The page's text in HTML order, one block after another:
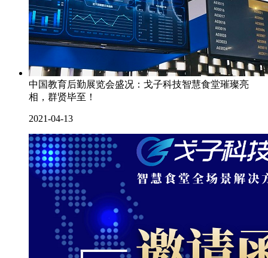
中国教育后勤展览会盛况：戈子科技智慧食堂璀璨亮
相，群贤毕至！
2021-04-13